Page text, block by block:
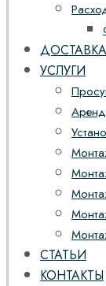
УСЛУГИ
СТАТЬИ
КОНТАКТЫ